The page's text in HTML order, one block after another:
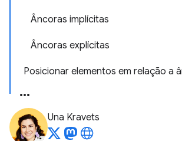
Âncoras implícitas
Âncoras explícitas
Posicionar elementos em relação a
Una Kravets